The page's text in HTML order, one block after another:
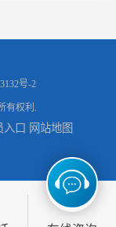
湖南怀化强夯施工队伍公司厂房地基强夯施工
号-2
有权利.
入口 网站地图